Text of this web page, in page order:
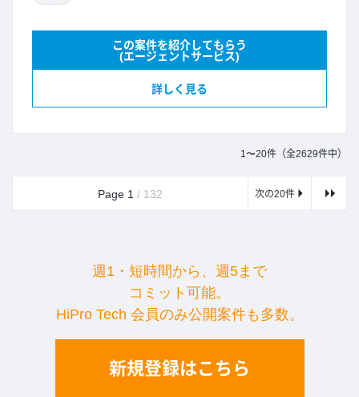
詳しく見る
この案件を紹介してもらう
(エージェントサービス)
Page 1 / 132 次の20件
1〜20件（全2629件中）
週1・短時間から、週5まで
コミット可能。
HiPro Tech 会員のみ公開案件も多数。
新規登録はこちら